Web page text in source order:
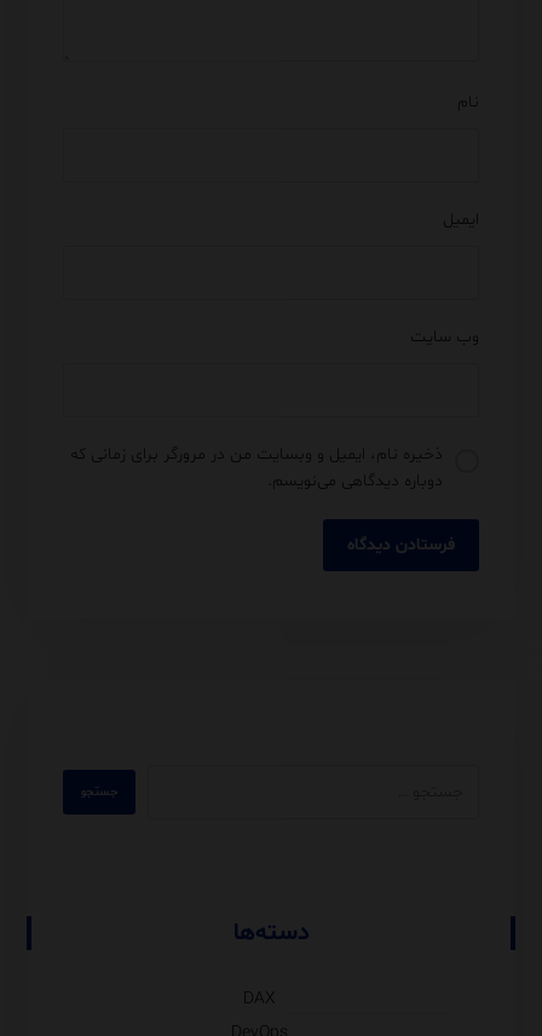
نام
ایمیل
وب‌ سایت
ذخیره نام، ایمیل و وبسایت من در مرورگر برای زمانی که
دوباره دیدگاهی می‌نویسم.
دسته‌ها
DAX